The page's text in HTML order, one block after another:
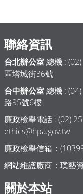
聯絡資訊
台北辦公室總機 :
區塔城街36號
台中辦公室總機 :
路95號6樓
廉政檢舉電話 : (02)
ethics@hpa.gov.tw
廉政檢舉信箱：
網站維護廠商：璞藝
關於本站